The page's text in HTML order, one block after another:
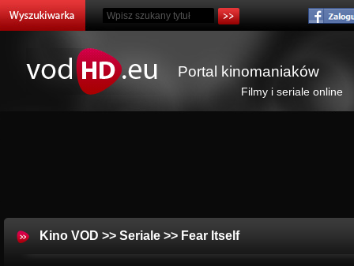
Portal kinomaniaków
Filmy i seriale online
Kino VOD >> Seriale >> Fear Itself